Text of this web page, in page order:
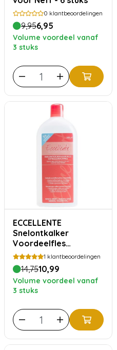
0 klantbeoordelingen
9,956,95
Volume voordeel vanaf
3 stuks
ECCELLENTE
Snelontkalker
Voordeelfles
(Siemens Bosch)
1 klantbeoordelingen
14,7510,99
Volume voordeel vanaf
3 stuks